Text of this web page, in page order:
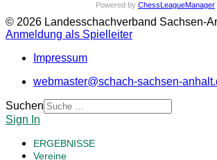
Powered by ChessLeagueManager
© 2026 Landesschachverband Sachsen-
Anmeldung als Spielleiter
Impressum
webmaster@schach-sachsen-
Suchen
Sign In
ERGEBNISSE
Vereine